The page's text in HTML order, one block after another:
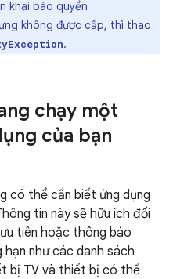
khai báo quyền
không được cấp, thì thao
.
chạy một
của bạn
có thể cần biết ứng dụng
tin này sẽ hữu ích đối
tiên hoặc thông báo
như các danh sách
bị TV và thiết bị có thể